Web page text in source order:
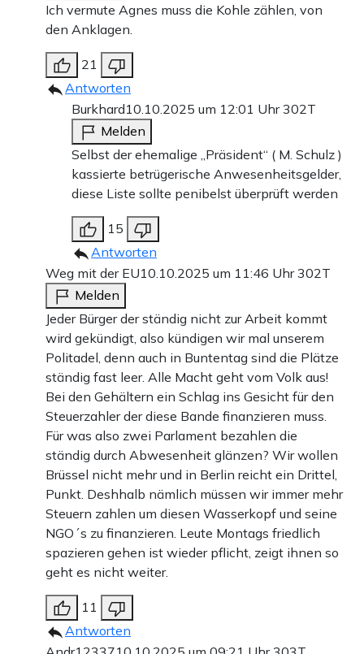
Ich vermute Agnes muss die Kohle zählen, von
den Anklagen.
21
Antworten
Burkhard10.10.2025 um 12:01 Uhr302T
Melden
Selbst der ehemalige „Präsident“ ( M. Schulz )
kassierte betrügerische Anwesenheitsgelder,
diese Liste sollte penibelst überprüft werden
15
Antworten
Weg mit der EU10.10.2025 um 11:46 Uhr302T
Melden
Jeder Bürger der ständig nicht zur Arbeit kommt
wird gekündigt, also kündigen wir mal unserem
Politadel, denn auch in Buntentag sind die Plätze
ständig fast leer. Alle Macht geht vom Volk aus!
Bei den Gehältern ein Schlag ins Gesicht für den
Steuerzahler der diese Bande finanzieren muss.
Für was also zwei Parlament bezahlen die
ständig durch Abwesenheit glänzen? Wir wollen
Brüssel nicht mehr und in Berlin reicht ein Drittel,
Punkt. Deshhalb nämlich müssen wir immer mehr
Steuern zahlen um diesen Wasserkopf und seine
NGO´s zu finanzieren. Leute Montags friedlich
spazieren gehen ist wieder pflicht, zeigt ihnen so
geht es nicht weiter.
11
Antworten